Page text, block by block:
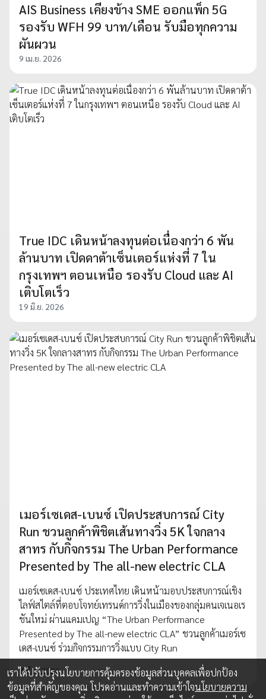
AIS Business เคียงข้าง SME ออกแพ็ก 5G
รองรับ WFH 99 บาท/เดือน รับมือทุกความ
ผันผวน
9 เม.ย. 2026
True IDC เดินหน้าลงทุนต่อเนื่องกว่า 6 พัน
ล้านบาท เปิดดาต้าเซ็นเตอร์แห่งที่ 7 ใน
กรุงเทพฯ ตอนเหนือ รองรับ Cloud และ AI
เติบโตเร็ว
19 มิ.ย. 2026
เมอร์เซเดส-เบนซ์ เปิดประสบการณ์ City
Run ชวนลูกค้าพิชิตเส้นทางวิ่ง 5K ใจกลาง
สาทร กับกิจกรรม The Urban Performance
Presented by The all-new electric CLA
เมอร์เซเดส-เบนซ์ ประเทศไทย เดินหน้ามอบประสบการณ์เชิง
ไลฟ์สไตล์ที่ตอบโจทย์เทรนด์การวิ่งในเมืองของกลุ่มคนเจเนอเร
ชันใหม่ ผ่านแคมเปญ “The Urban Performance
Presented by The all-new electric CLA” ชวนลูกค้าเมอร์เซ
เดส-เบนซ์ ร่วมกิจกรรมการวิ่งแบบ City Run
4 มี.ค. 2026
เราได้ปรับปรุงนโยบายการคุ้มครองข้อมูลส่วนบุคคลเพื่อปกป้อง
ข้อมูลที่สำคัญของคุณ โปรดอ่านและทำความเข้าใจนโยบายความ